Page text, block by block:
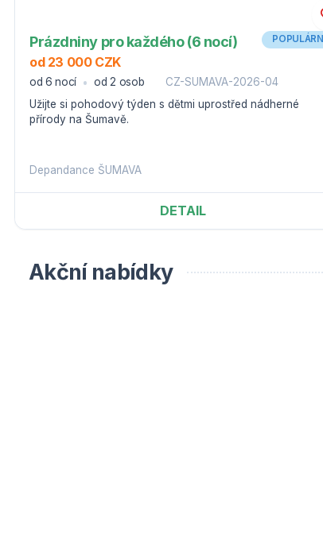
Prázdniny pro každého (6 nocí)
od 23 000 CZK
POPULÁRNÍ
od 6 nocí od 2 osob
CZ-SUMAVA-2026-04
Užijte si pohodový týden s dětmi uprostřed nádherné
přírody na Šumavě.
Depandance ŠUMAVA
DETAIL
Akční nabídky